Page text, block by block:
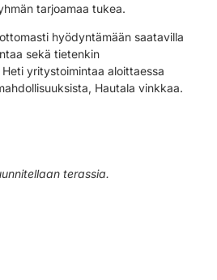
tarjoamaa tukea.
hyödyntämään saatavilla
sekä tietenkin
yritystoimintaa aloittaessa
Hautala vinkkaa.
terassia.